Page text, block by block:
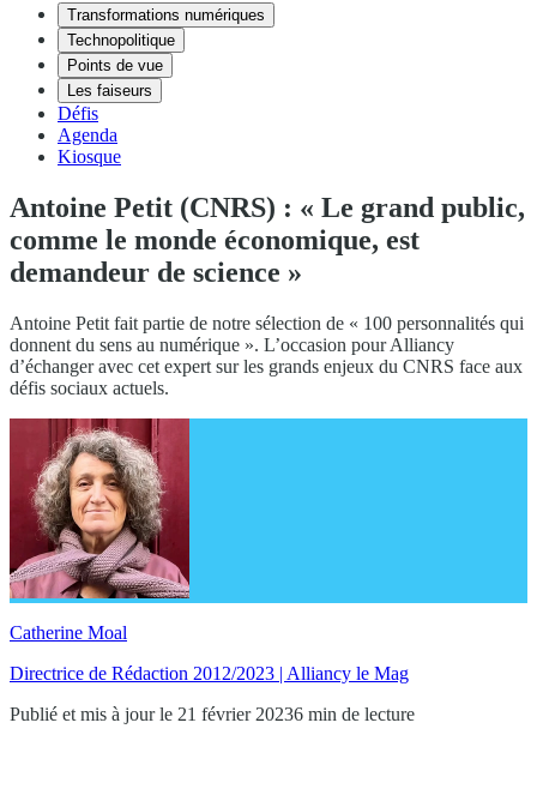
Transformations numériques
Technopolitique
Points de vue
Les faiseurs
Défis
Agenda
Kiosque
Antoine Petit (CNRS) : « Le grand public,
comme le monde économique, est
demandeur de science »
Antoine Petit fait partie de notre sélection de « 100 personnalités qui
donnent du sens au numérique ». L’occasion pour Alliancy
d’échanger avec cet expert sur les grands enjeux du CNRS face aux
défis sociaux actuels.
Catherine Moal
Directrice de Rédaction 2012/2023 | Alliancy le Mag
Publié et mis à jour le 21 février 20236 min de lecture